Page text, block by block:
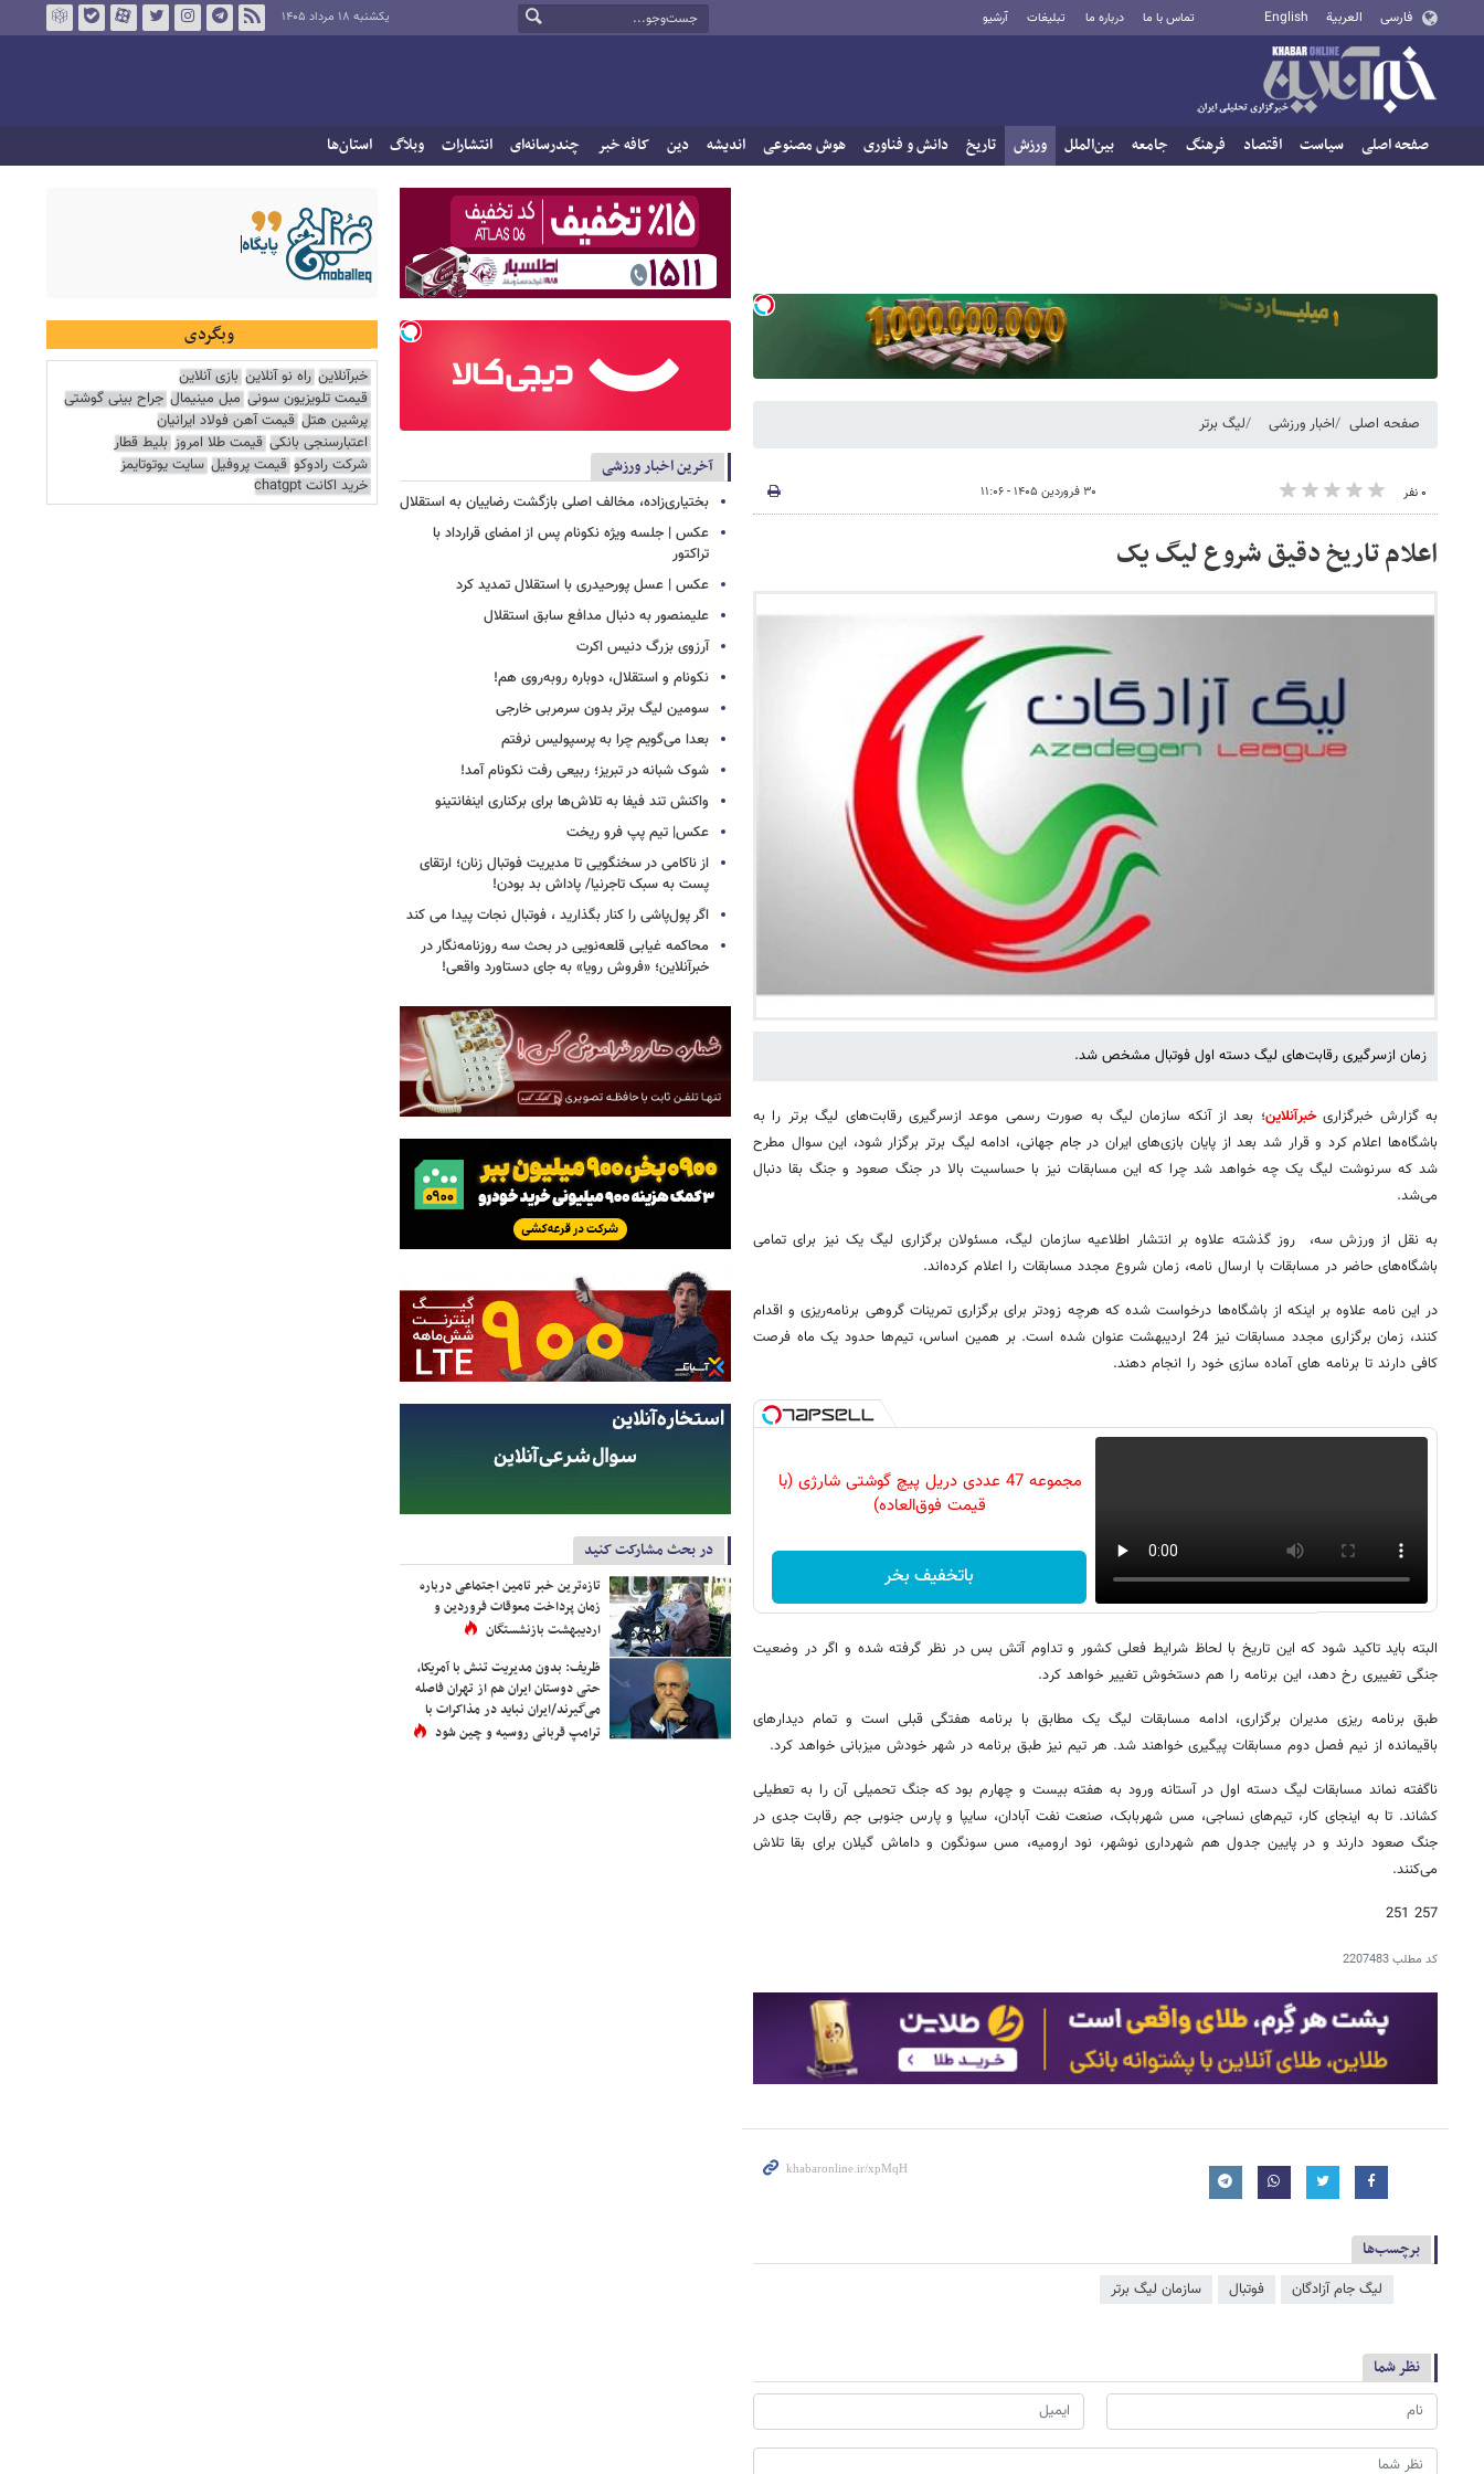
فارسی العربية English تماس با ما درباره ما تبلیغات آرشیو یکشنبه ۱۸ مرداد ۱۴۰۵
صفحه اصلی سیاست اقتصاد فرهنگ جامعه بین‌الملل ورزش تاریخ دانش و فناوری هوش مصنوعی اندیشه دین کافه خبر چندرسانه‌ای انتشارات وبلاگ استان‌ها
صفحه اصلی اخبار ورزشی لیگ برتر
۰ نفر ۳۰ فروردین ۱۴۰۵ - ۱۱:۰۶
اعلام تاریخ دقیق شروع لیگ یک
زمان ازسرگیری رقابت‌های لیگ دسته اول فوتبال مشخص شد.
به گزارش خبرگزاریخبرآنلاین؛ بعد از آنکه سازمان لیگ به صورت رسمی موعد ازسرگیری رقابت‌های لیگ برتر را به
باشگاه‌ها اعلام کرد و قرار شد بعد از پایان بازی‌های ایران در جام جهانی، ادامه لیگ برتر برگزار شود، این سوال مطرح
شد که سرنوشت لیگ یک چه خواهد شد چرا که این مسابقات نیز با حساسیت بالا در جنگ صعود و جنگ بقا دنبال
می‌شد.
به نقل از ورزش سه، روز گذشته علاوه بر انتشار اطلاعیه سازمان لیگ، مسئولان برگزاری لیگ یک نیز برای تمامی
باشگاه‌های حاضر در مسابقات با ارسال نامه، زمان شروع مجدد مسابقات را اعلام کرده‌اند.
در این نامه علاوه بر اینکه از باشگاه‌ها درخواست شده که هرچه زودتر برای برگزاری تمرینات گروهی برنامه‌ریزی و اقدام
کنند، زمان برگزاری مجدد مسابقات نیز 24 اردیبهشت عنوان شده است. بر همین اساس، تیم‌ها حدود یک ماه فرصت
کافی دارند تا برنامه های آماده سازی خود را انجام دهند.
مجموعه 47 عددی دریل پیچ گوشتی شارژی‌ (با
قیمت فوق‌العاده)
باتخفیف بخر
البته باید تاکید شود که این تاریخ با لحاظ شرایط فعلی کشور و تداوم آتش بس در نظر گرفته شده و اگر در وضعیت
جنگی تغییری رخ دهد، این برنامه را هم دستخوش تغییر خواهد کرد.
طبق برنامه ریزی مدیران برگزاری، ادامه مسابقات لیگ یک مطابق با برنامه هفتگی قبلی است و تمام دیدارهای
باقیمانده از نیم فصل دوم مسابقات پیگیری خواهند شد. هر تیم نیز طبق برنامه در شهر خودش میزبانی خواهد کرد.
ناگفته نماند مسابقات لیگ دسته اول در آستانه ورود به هفته بیست و چهارم بود که جنگ تحمیلی آن را به تعطیلی
کشاند. تا به اینجای کار، تیم‌های نساجی، مس شهربابک، صنعت نفت آبادان، سایپا و پارس جنوبی جم رقابت جدی در
جنگ صعود دارند و در پایین جدول هم شهرداری نوشهر، نود ارومیه، مس سونگون و داماش گیلان برای بقا تلاش
می‌کنند.
257 251
کد مطلب2207483
برچسب‌ها
لیگ جام آزادگان فوتبال سازمان لیگ برتر
نظر شما
آخرین اخبار ورزشی
بختیاری‌زاده، مخالف اصلی بازگشت رضاییان به استقلال
عکس | جلسه ویژه نکونام پس از امضای قرارداد با
تراکتور
عکس | عسل پورحیدری با استقلال تمدید کرد
علیمنصور به دنبال مدافع سابق استقلال
آرزوی بزرگ دنیس اکرت
نکونام و استقلال، دوباره روبه‌روی هم!
سومین لیگ برتر بدون سرمربی خارجی
بعدا می‌گویم چرا به پرسپولیس نرفتم
شوک شبانه در تبریز؛ ربیعی رفت نکونام آمد!
واکنش تند فیفا به تلاش‌ها برای برکناری اینفانتینو
عکس| تیم پپ فرو ریخت
از ناکامی در سخنگویی تا مدیریت فوتبال زنان؛ ارتقای
پست به سبک تاجرنیا/ پاداش بد بودن!
اگر پول‌پاشی را کنار بگذارید ، فوتبال نجات پیدا می کند
محاکمه غیابی قلعه‌نویی در بحث سه روزنامه‌نگار در
خبرآنلاین؛ «فروش رویا» به جای دستاورد واقعی!
در بحث مشارکت کنید
تازه‌ترین خبر تامین اجتماعی درباره
زمان پرداخت معوقات فروردین و
اردیبهشت بازنشستگان
ظریف: بدون مدیریت تنش با آمریکا،
حتی دوستان ایران هم از تهران فاصله
می‌گیرند/ایران نباید در مذاکرات با
ترامپ قربانی روسیه و چین شود
وبگردی
خبرآنلاین راه نو آنلاین بازی آنلاین
قیمت تلویزیون سونی مبل مینیمال جراح بینی گوشتی
پرشین هتل قیمت آهن فولاد ایرانیان
اعتبارسنجی بانکی قیمت طلا امروز بلیط قطار
شرکت رادوکو قیمت پروفیل سایت یوتوتایمز
خرید اکانت chatgpt